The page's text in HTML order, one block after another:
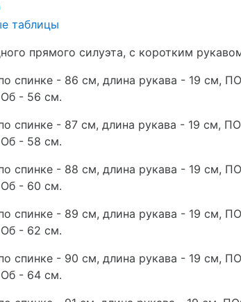
таблицы
прямого силуэта, с коротким
спинке - 86 см, длина рукава - 19 см,
- 56 см.
спинке - 87 см, длина рукава - 19 см,
- 58 см.
спинке - 88 см, длина рукава - 19 см,
- 60 см.
спинке - 89 см, длина рукава - 19 см,
- 62 см.
спинке - 90 см, длина рукава - 19 см,
- 64 см.